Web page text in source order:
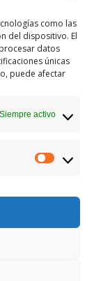
como las
del dispositivo. El
datos
únicas
puede afectar
Siempre activo